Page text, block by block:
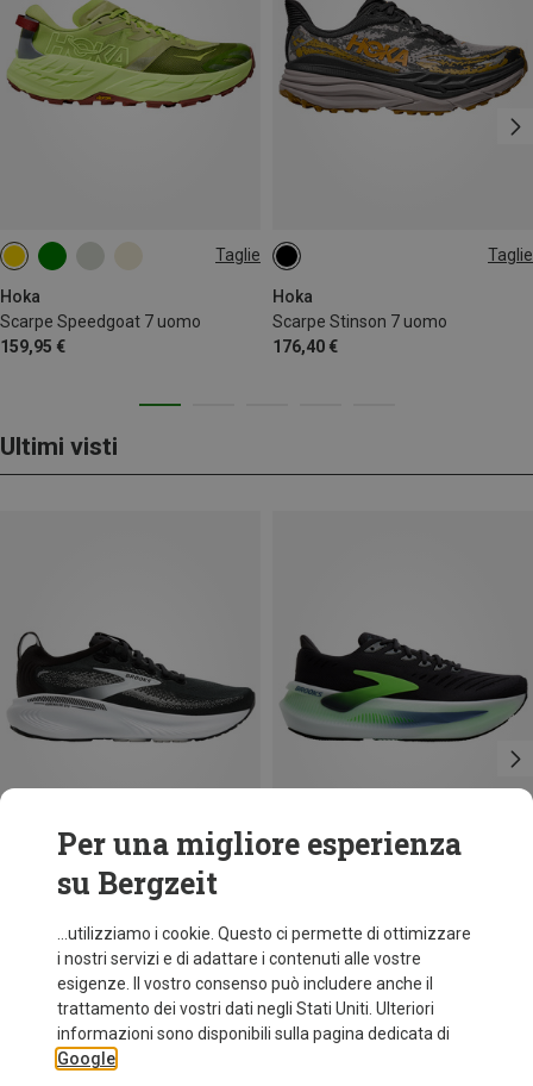
Taglie
Hoka
Scarpe Speedgoat 7 uomo
159,95 €
Taglie
Hoka
Scarpe Stinson 7 uomo
176,40 €
40.5|41
46.5|47
Ultimi visti
+1 Taglie
Scarpe Adrenaline GTS 25 uomo
159,95 €
Per una migliore esperienza
su Bergzeit
...utilizziamo i cookie. Questo ci permette di ottimizzare
i nostri servizi e di adattare i contenuti alle vostre
esigenze. Il vostro consenso può includere anche il
trattamento dei vostri dati negli Stati Uniti. Ulteriori
informazioni sono disponibili sulla pagina dedicata di
Google